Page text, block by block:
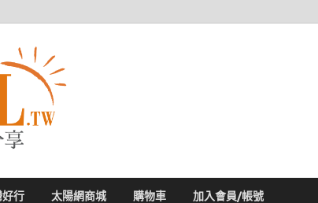
好行 太陽網商城 購物車 加入會員/帳號